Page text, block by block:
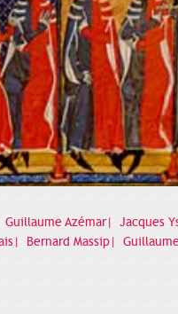
Guillaume Azémar| Jacques
Bernard Massip|